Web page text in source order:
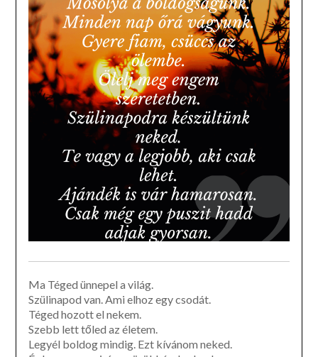
Ma Téged ünnepel a világ.
Szülinapod van. Ami elhoz egy csodát.
Téged hozott el nekem.
Szebb lett tőled az életem.
Legyél boldog mindig. Ezt kívánom neked.